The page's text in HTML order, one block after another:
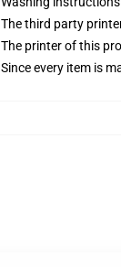
The third party
The printer of this
Since every item is